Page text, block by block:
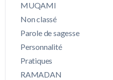
MUQAMI
Non classé
Parole de sagesse
Personnalité
Pratiques
RAMADAN